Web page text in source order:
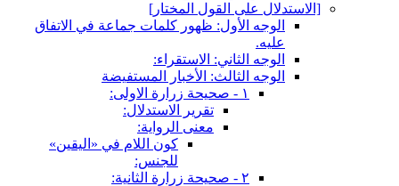
[الاستدلال على القول المختار]
الوجه الأول: ظهور كلمات جماعة في الاتفاق
عليه.
الوجه الثاني: الاستقراء:
الوجه الثالث: الأخبار المستفيضة
١ - صحيحة زرارة الاولى:
تقرير الاستدلال:
معنى الرواية:
كون اللام في «اليقين»
للجنس:
٢ - صحيحة زرارة الثانية: